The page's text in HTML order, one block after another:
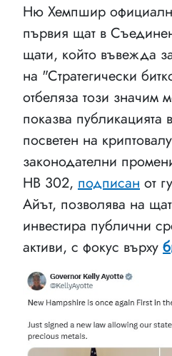
Ню Хемпшир
първия щат в
щати, който въвежда
на "Стратегически
отбеляза този значим
показва публикацията
посветен на
законодателни
HB 302, подписан от
Айът, позволява на
инвестира публични
активи, с фокус върху